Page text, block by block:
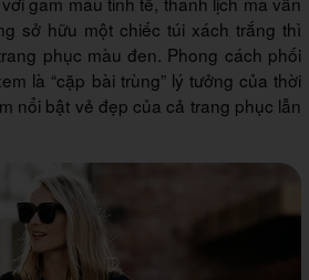
sở hữu một chiếc túi xách trắng thì
phục màu đen. Phong cách phối
là “cặp bài trùng” lý tưởng của thời
nổi bật vẻ đẹp của cả trang phục lẫn